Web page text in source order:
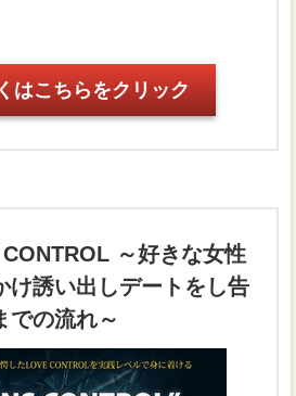
はこちらをクリック
～好きな女性
け誘い出しデートをし告
での流れ～